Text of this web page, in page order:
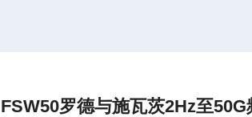
FSW50罗德与施瓦茨2Hz至50G